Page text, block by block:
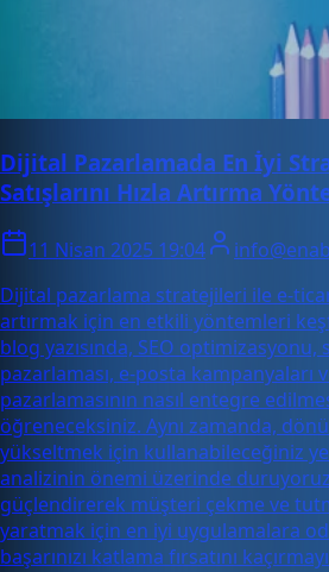
Dijital Pazarlamada En İyi
Satışlarını Hızla Artırma
11 Nisan 2025 19:04
Dijital pazarlama stratejileri ile e-
artırmak için en etkili yöntemleri
blog yazısında, SEO optimizasyonu,
pazarlaması, e-posta kampanyaları
pazarlamasının nasıl entegre
öğreneceksiniz. Aynı zamanda,
yükseltmek için kullanabileceğiniz
analizinin önemi üzerinde duruyoruz.
güçlendirerek müşteri çekme ve
yaratmak için en iyi uygulamalara
başarınızı katlama fırsatını